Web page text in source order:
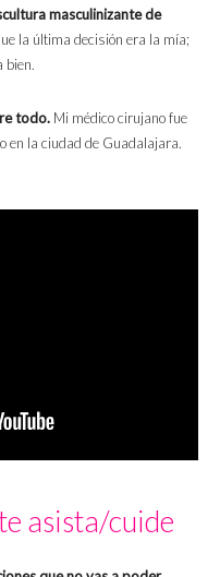
masculinizante de
la última decisión era la mía;
bien.
todo. Mi médico cirujano fue
en la ciudad de Guadalajara.
asista/cuide